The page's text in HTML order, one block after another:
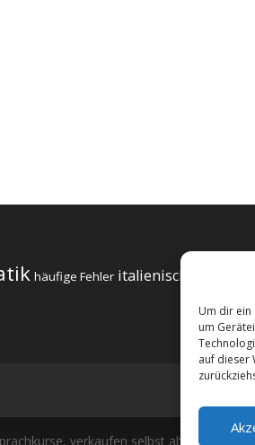
Um dir ein
um
auf dieser
häufige Fehler italienisch lernen
verkaufen selbst aber keine